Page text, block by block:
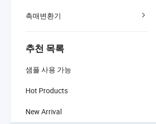
촉매변환기
추천 목록
샘플 사용 가능
Hot Products
New Arrival